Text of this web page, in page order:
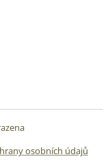
osobních údajů